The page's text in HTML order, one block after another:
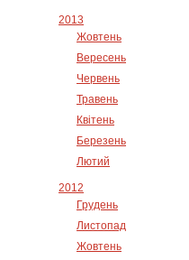
2013
Жовтень
Вересень
Червень
Травень
Квітень
Березень
Лютий
2012
Грудень
Листопад
Жовтень